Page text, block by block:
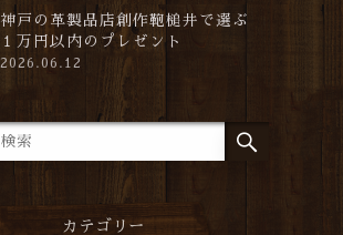
神戸の革製品店創作鞄槌井で選ぶ
１万円以内のプレゼント
2026.06.12
カテゴリー